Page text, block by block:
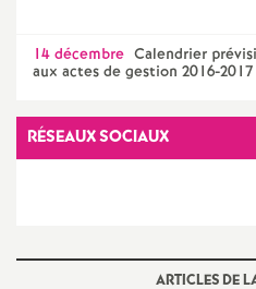
14 décembre Calendrier
aux actes de gestion 2016-2017
RÉSEAUX SOCIAUX
ARTICLES DE